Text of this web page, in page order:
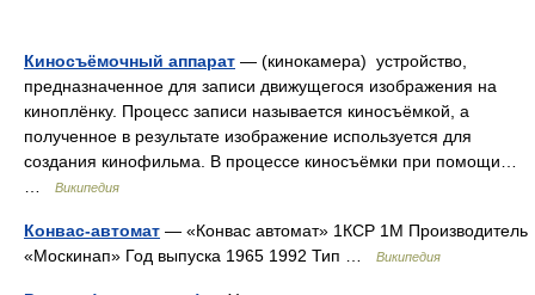
Киносъёмочный аппарат — (кинокамера) устройство,
предназначенное для записи движущегося изображения на
киноплёнку. Процесс записи называется киносъёмкой, а
полученное в результате изображение используется для
создания кинофильма. В процессе киносъёмки при помощи…
…
Википедия
Конвас-автомат — «Конвас автомат» 1КСР 1М Производитель
«Москинап» Год выпуска 1965 1992 Тип …
Википедия